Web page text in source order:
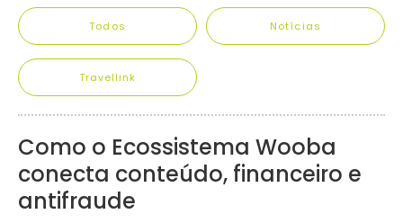
Todos Notícias
Travellink
Como o Ecossistema Wooba
conecta conteúdo, financeiro e
antifraude